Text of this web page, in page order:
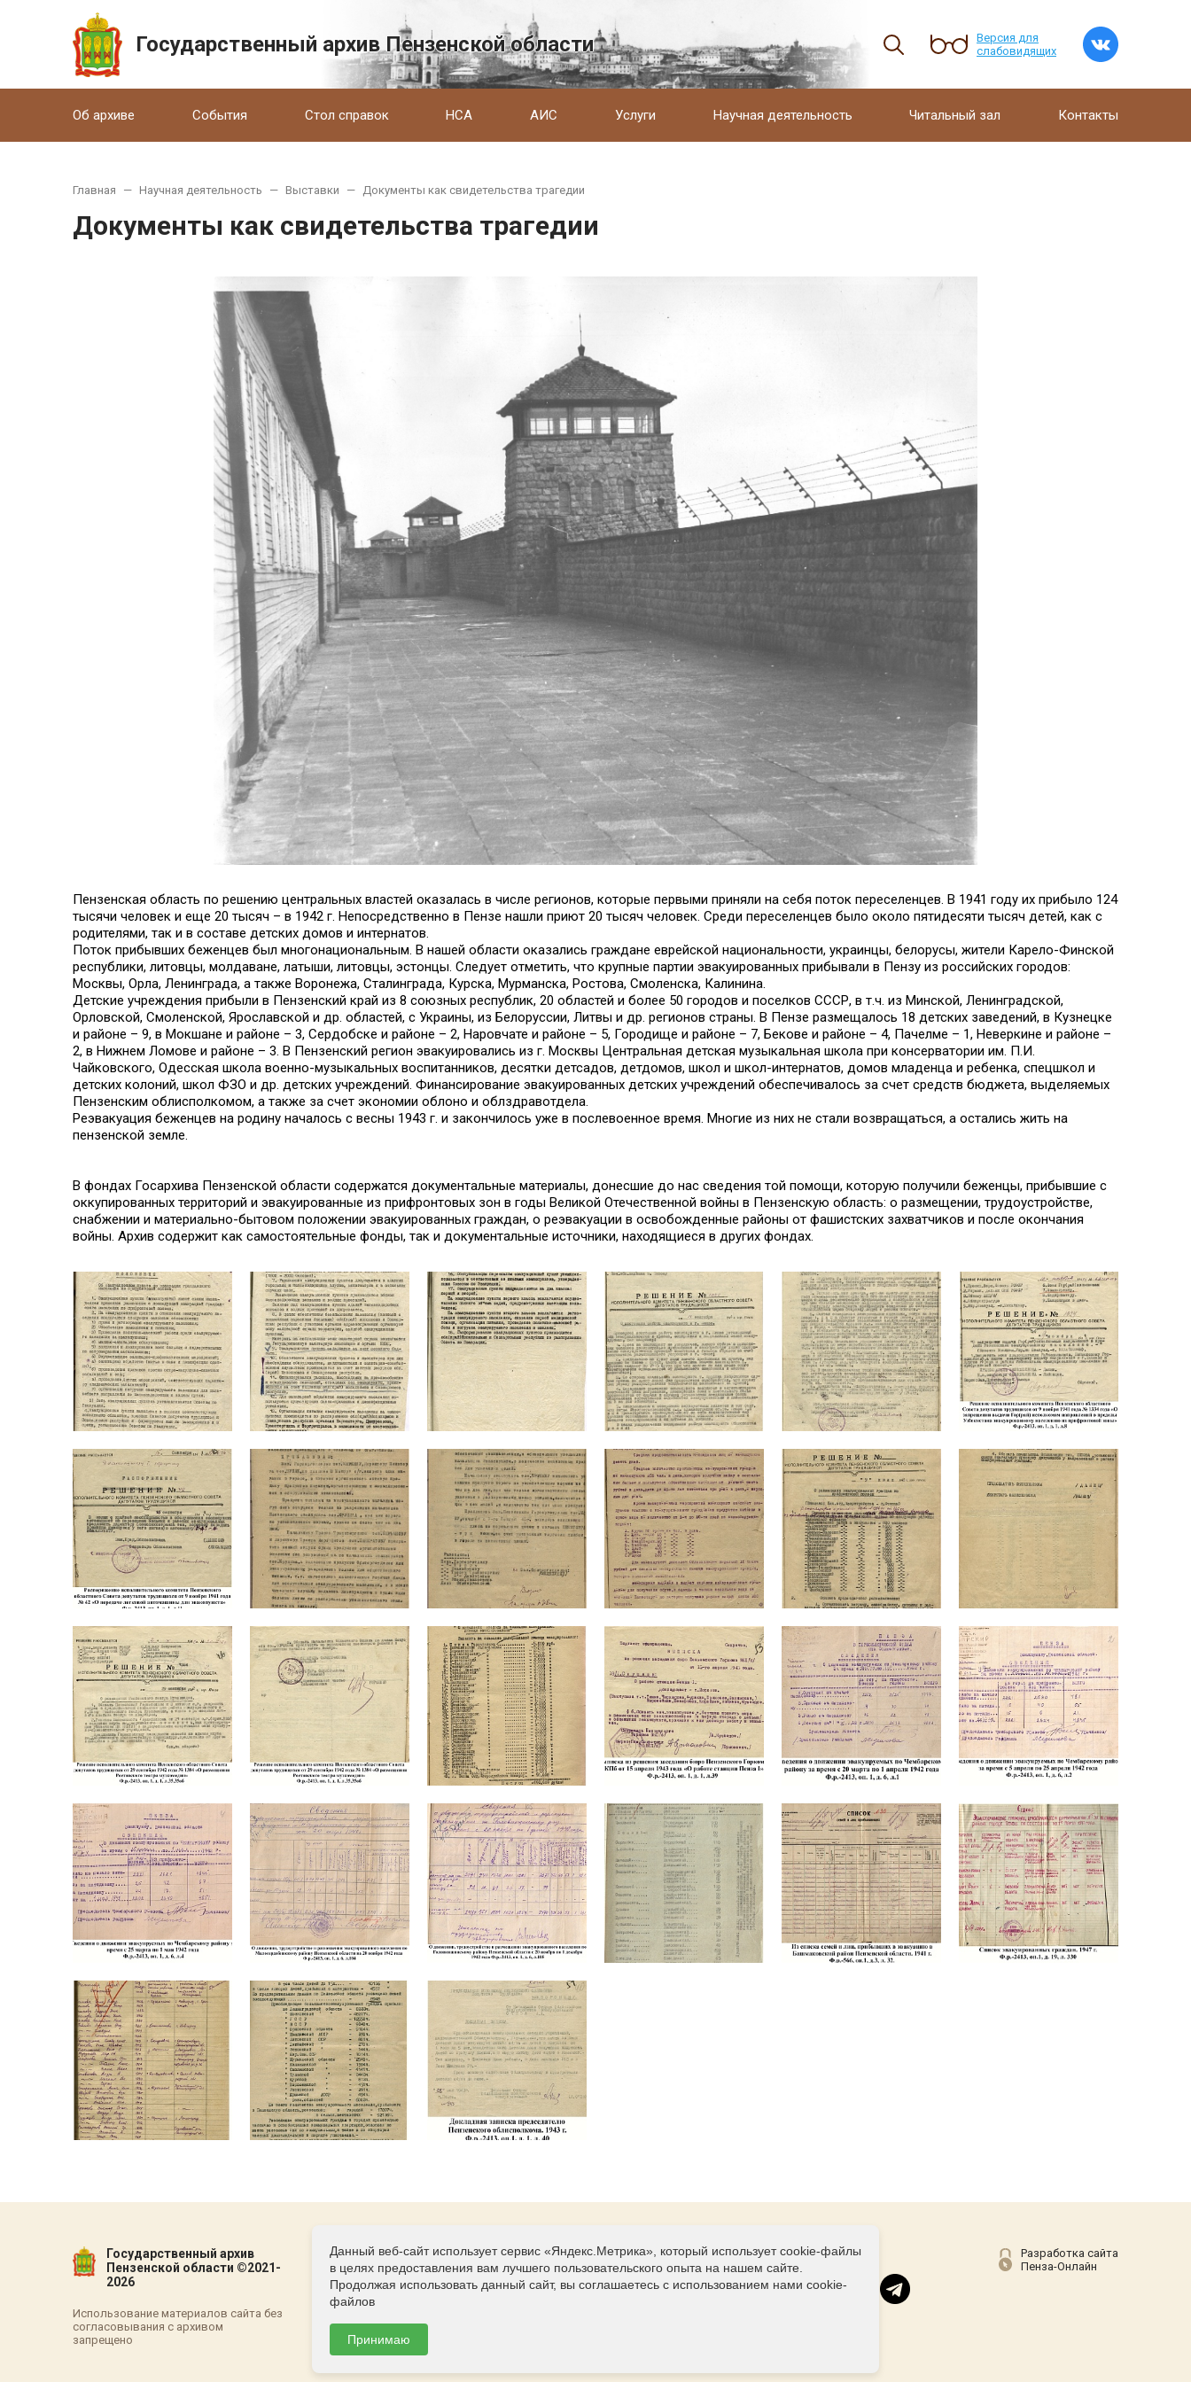
Государственный архив Пензенской области
Версия для
слабовидящих
Об архиве События Стол справок НСА АИС Услуги Научная деятельность Читальный зал Контакты
Главная — Научная деятельность — Выставки — Документы как свидетельства трагедии
Документы как свидетельства трагедии
Пензенская область по решению центральных властей оказалась в числе регионов, которые первыми приняли на себя поток переселенцев. В 1941 году их прибыло 124
тысячи человек и еще 20 тысяч – в 1942 г. Непосредственно в Пензе нашли приют 20 тысяч человек. Среди переселенцев было около пятидесяти тысяч детей, как с
родителями, так и в составе детских домов и интернатов.
Поток прибывших беженцев был многонациональным. В нашей области оказались граждане еврейской национальности, украинцы, белорусы, жители Карело-Финской
республики, литовцы, молдаване, латыши, литовцы, эстонцы. Следует отметить, что крупные партии эвакуированных прибывали в Пензу из российских городов:
Москвы, Орла, Ленинграда, а также Воронежа, Сталинграда, Курска, Мурманска, Ростова, Смоленска, Калинина.
Детские учреждения прибыли в Пензенский край из 8 союзных республик, 20 областей и более 50 городов и поселков СССР, в т.ч. из Минской, Ленинградской,
Орловской, Смоленской, Ярославской и др. областей, с Украины, из Белоруссии, Литвы и др. регионов страны. В Пензе размещалось 18 детских заведений, в Кузнецке
и районе – 9, в Мокшане и районе – 3, Сердобске и районе – 2, Наровчате и районе – 5, Городище и районе – 7, Бекове и районе – 4, Пачелме – 1, Неверкине и районе –
2, в Нижнем Ломове и районе – 3. В Пензенский регион эвакуировались из г. Москвы Центральная детская музыкальная школа при консерватории им. П.И.
Чайковского, Одесская школа военно-музыкальных воспитанников, десятки детсадов, детдомов, школ и школ-интернатов, домов младенца и ребенка, спецшкол и
детских колоний, школ ФЗО и др. детских учреждений. Финансирование эвакуированных детских учреждений обеспечивалось за счет средств бюджета, выделяемых
Пензенским облисполкомом, а также за счет экономии облоно и облздравотдела.
Реэвакуация беженцев на родину началось с весны 1943 г. и закончилось уже в послевоенное время. Многие из них не стали возвращаться, а остались жить на
пензенской земле.
В фондах Госархива Пензенской области содержатся документальные материалы, донесшие до нас сведения той помощи, которую получили беженцы, прибывшие с
оккупированных территорий и эвакуированные из прифронтовых зон в годы Великой Отечественной войны в Пензенскую область: о размещении, трудоустройстве,
снабжении и материально-бытовом положении эвакуированных граждан, о реэвакуации в освобожденные районы от фашистских захватчиков и после окончания
войны. Архив содержит как самостоятельные фонды, так и документальные источники, находящиеся в других фондах.
Государственный архив
Пензенской области ©2021-
2026
Использование материалов сайта без
согласовывания с архивом
запрещено
Контакты
г.Пенза, ул. Дзержинского, 7
Соц сети
Разработка сайта
Пенза-Онлайн
Данный веб-сайт использует сервис «Яндекс.Метрика», который использует cookie-файлы
в целях предоставления вам лучшего пользовательского опыта на нашем сайте.
Продолжая использовать данный сайт, вы соглашаетесь с использованием нами cookie-
файлов
Принимаю